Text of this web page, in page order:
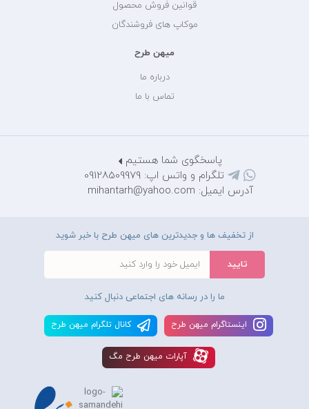
قوانین فروش محصول
موکاپ های فروشندگان
میهن طرح
درباره ما
تماس با ما
پاسخگوی شما هستیم
تلگرام و واتس اپ: 09128509979
آدرس ایمیل: mihantarh@yahoo.com
از تخفیف ها و جدیدترین های میهن طرح با خبر شوید
ما را در رسانه های اجتماعی دنبال کنید
اينستاگرام ميهن طرح کانال تلگرام ميهن طرح
آپارات ميهن طرح مگ